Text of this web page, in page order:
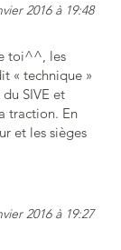
2016 à 19:48
toi^^, les
« technique »
SIVE et
traction. En
et les sièges
2016 à 19:27